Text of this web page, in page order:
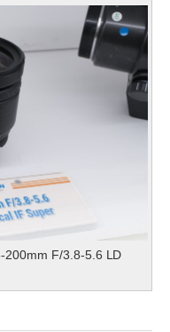
200mm F/3.8-5.6 LD